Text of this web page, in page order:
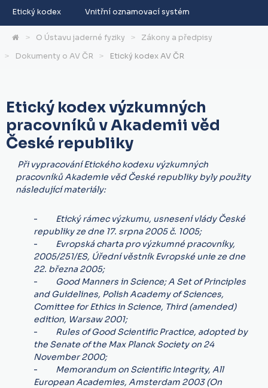
Etický kodex Vnitřní oznamovací systém
O Ústavu jaderné fyziky
Zákony a předpisy
Dokumenty o AV ČR
Etický kodex AV ČR
Etický kodex výzkumných
pracovníků v Akademii věd
České republiky
Při vypracování Etického kodexu výzkumných
pracovníků Akademie věd České republiky byly použity
následující materiály:
- Etický rámec výzkumu, usnesení vlády České
republiky ze dne 17. srpna 2005 č. 1005;
- Evropská charta pro výzkumné pracovníky,
2005/251/ES, Úřední věstník Evropské unie ze dne
22. března 2005;
- Good Manners in Science; A Set of Principles
and Guidelines, Polish Academy of Sciences,
Comittee for Ethics in Science, Third (amended)
edition, Warsaw 2001;
- Rules of Good Scientific Practice, adopted by
the Senate of the Max Planck Society on 24
November 2000;
- Memorandum on Scientific Integrity, All
European Academies, Amsterdam 2003 (On